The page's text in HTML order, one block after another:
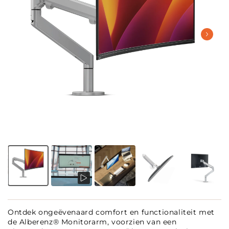
Ontdek ongeëvenaard comfort en functionaliteit met
de Alberenz® Monitorarm, voorzien van een